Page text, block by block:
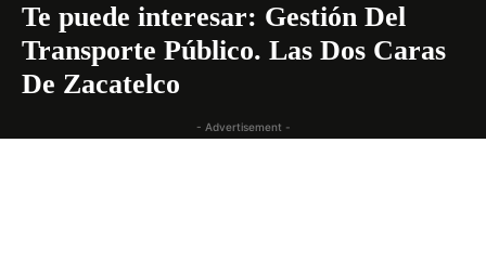
Te puede interesar: Gestión Del
Transporte Público. Las Dos Caras
De Zacatelco
- Advertisement -